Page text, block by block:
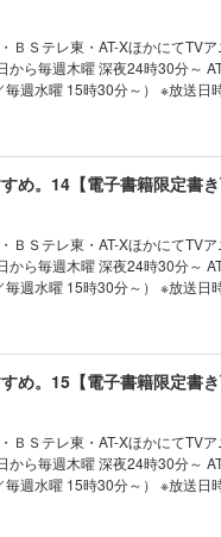
クも昇格へ！ ほのほの平和な
ＢＳテレ東・AT-XほかにてTV
水曜 15時30分～） ※放送日時は
わらず平和に依頼をこなす日々
いつものメンバーの中身が入
ルが増殖したり!? さらに今回
バタ大騒動！ それでも本人は
13弾！
め。14【電子書籍限定書き
ＢＳテレ東・AT-XほかにてTV
水曜 15時30分～） ※放送日時は
送るリゼルたち。 今度の任
りにと多種多様。 更には、絢
料理の腕前を披露したり、雨
。 いつもの仲間たちと一緒に
第14弾！
め。15【電子書籍限定書き
ＢＳテレ東・AT-XほかにてTV
水曜 15時30分～） ※放送日時は